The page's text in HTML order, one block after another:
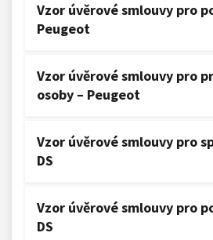
Vzor úvěrové smlouvy pro
Peugeot
Vzor úvěrové smlouvy pro
osoby – Peugeot
Vzor úvěrové smlouvy pro
DS
Vzor úvěrové smlouvy pro
DS